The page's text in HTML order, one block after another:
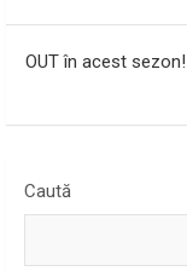
articole
OUT în acest
Caută